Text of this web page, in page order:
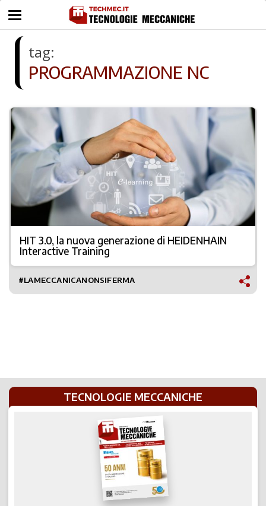
tag:
PROGRAMMAZIONE NC
HIT 3.0, la nuova generazione di HEIDENHAIN
Interactive Training
#LAMECCANICANONSIFERMA
TECNOLOGIE MECCANICHE